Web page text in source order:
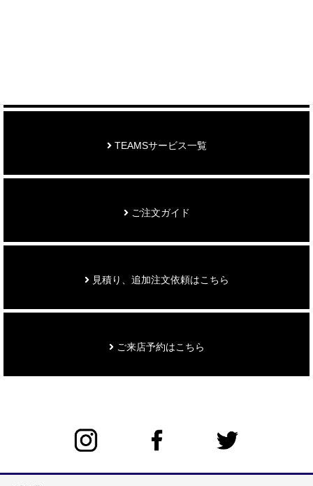
TEAMSサービス一覧
ご注文ガイド
見積り、追加注文依頼はこちら
ご来店予約はこちら